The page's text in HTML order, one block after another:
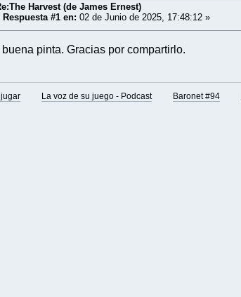
Harvest (de James Ernest)
Respuesta #1 en: 02 de Junio de 2025, 17:48:12 »
pinta. Gracias por compartirlo.
La voz de su juego - Podcast Baronet #94